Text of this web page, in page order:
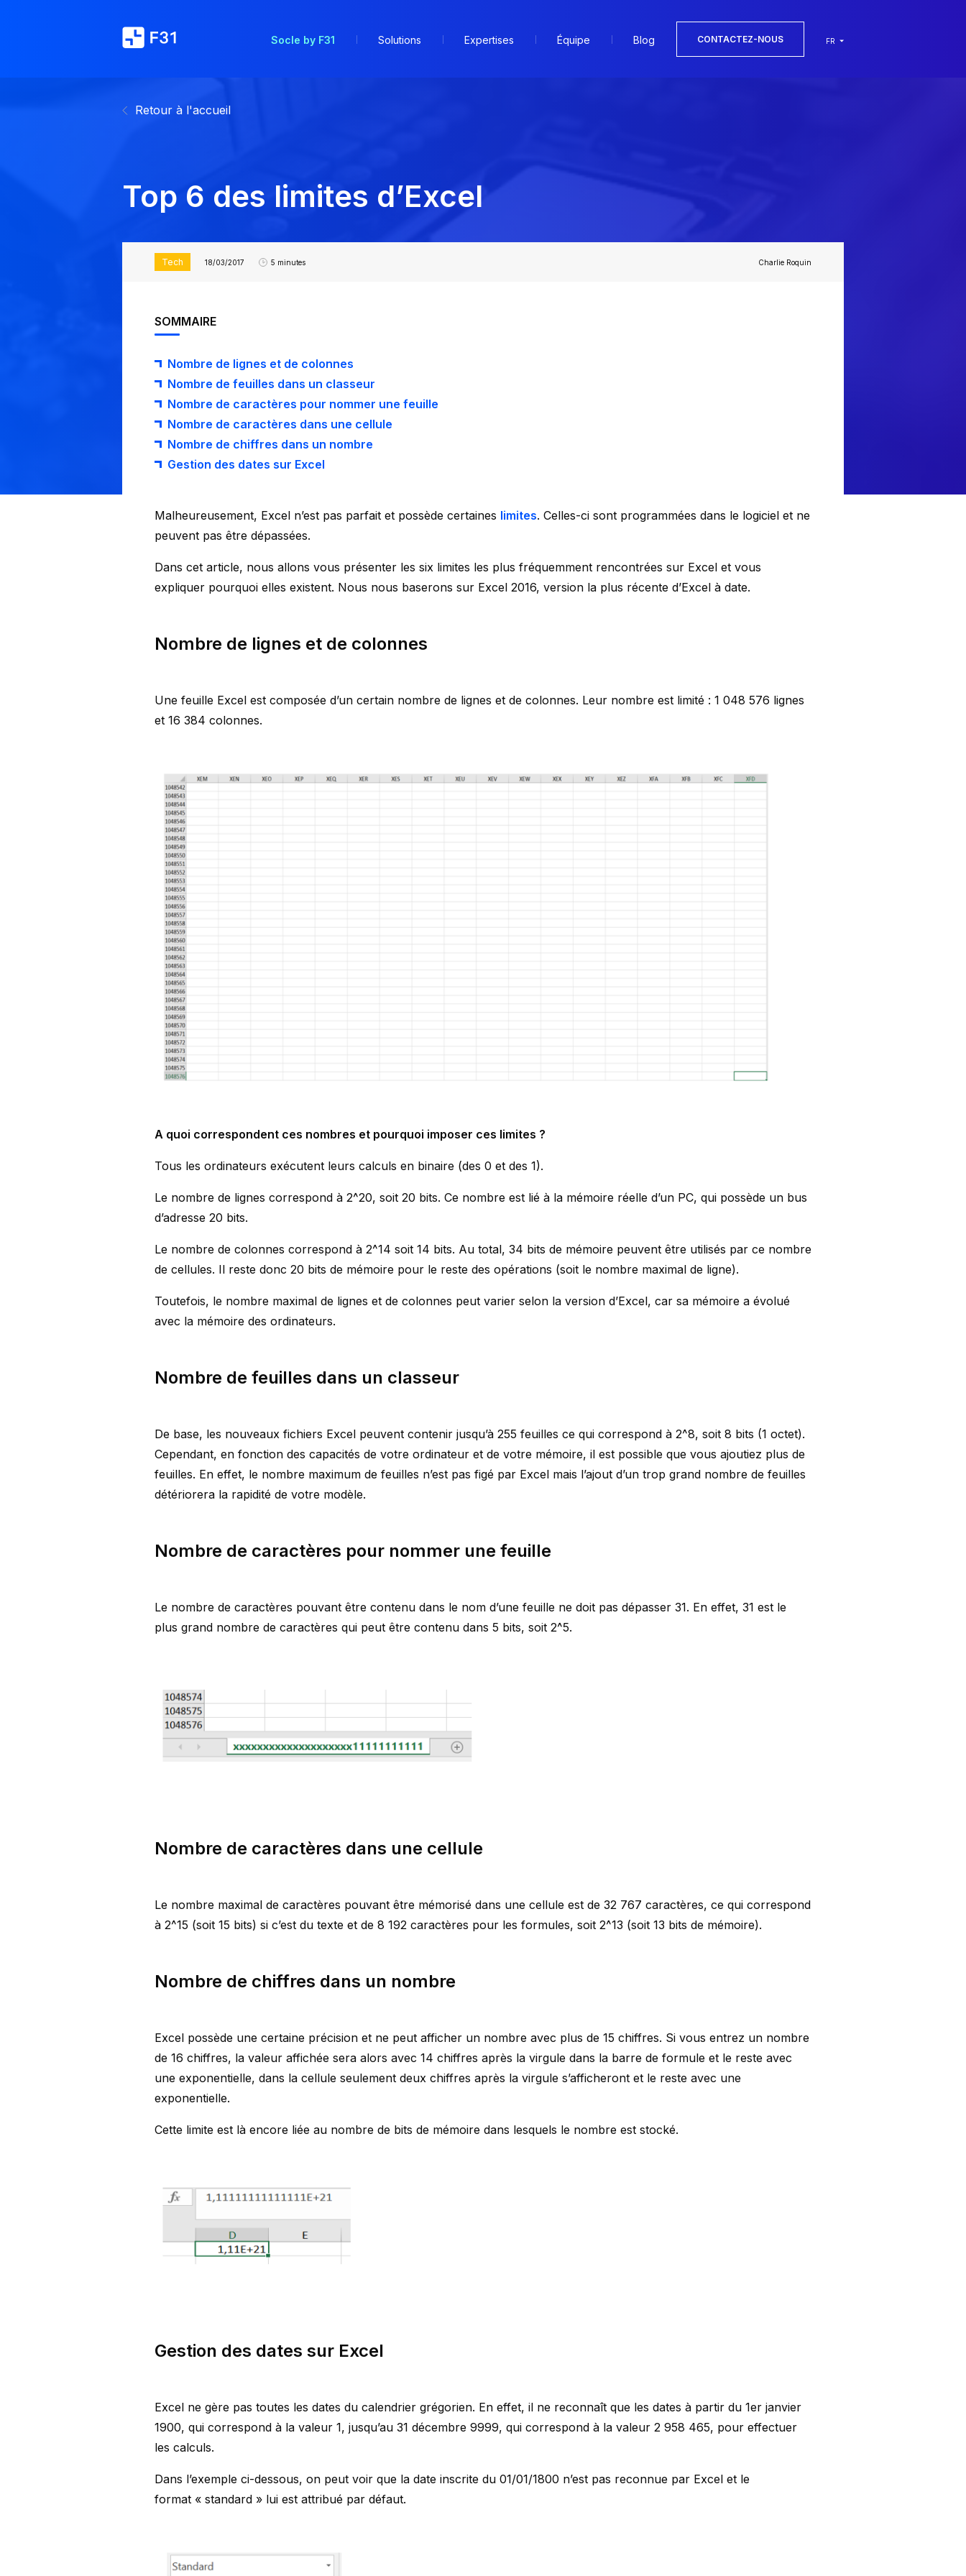
Socle by F31 Solutions Expertises Équipe Blog CONTACTEZ-NOUS FR
Retour à l'accueil
Top 6 des limites d’Excel
Tech 18/03/2017 5 minutes Charlie Roquin
SOMMAIRE
Nombre de lignes et de colonnes
Nombre de feuilles dans un classeur
Nombre de caractères pour nommer une feuille
Nombre de caractères dans une cellule
Nombre de chiffres dans un nombre
Gestion des dates sur Excel
Malheureusement, Excel n’est pas parfait et possède certaines limites. Celles-ci sont programmées dans le logiciel et ne
peuvent pas être dépassées.
Dans cet article, nous allons vous présenter les six limites les plus fréquemment rencontrées sur Excel et vous
expliquer pourquoi elles existent. Nous nous baserons sur Excel 2016, version la plus récente d’Excel à date.
Nombre de lignes et de colonnes
Une feuille Excel est composée d’un certain nombre de lignes et de colonnes. Leur nombre est limité : 1 048 576 lignes
et 16 384 colonnes.
A quoi correspondent ces nombres et pourquoi imposer ces limites ?
Tous les ordinateurs exécutent leurs calculs en binaire (des 0 et des 1).
Le nombre de lignes correspond à 2^20, soit 20 bits. Ce nombre est lié à la mémoire réelle d’un PC, qui possède un bus
d’adresse 20 bits.
Le nombre de colonnes correspond à 2^14 soit 14 bits. Au total, 34 bits de mémoire peuvent être utilisés par ce nombre
de cellules. Il reste donc 20 bits de mémoire pour le reste des opérations (soit le nombre maximal de ligne).
Toutefois, le nombre maximal de lignes et de colonnes peut varier selon la version d’Excel, car sa mémoire a évolué
avec la mémoire des ordinateurs.
Nombre de feuilles dans un classeur
De base, les nouveaux fichiers Excel peuvent contenir jusqu’à 255 feuilles ce qui correspond à 2^8, soit 8 bits (1 octet).
Cependant, en fonction des capacités de votre ordinateur et de votre mémoire, il est possible que vous ajoutiez plus de
feuilles. En effet, le nombre maximum de feuilles n’est pas figé par Excel mais l’ajout d’un trop grand nombre de feuilles
détériorera la rapidité de votre modèle.
Nombre de caractères pour nommer une feuille
Le nombre de caractères pouvant être contenu dans le nom d’une feuille ne doit pas dépasser 31. En effet, 31 est le
plus grand nombre de caractères qui peut être contenu dans 5 bits, soit 2^5.
Nombre de caractères dans une cellule
Le nombre maximal de caractères pouvant être mémorisé dans une cellule est de 32 767 caractères, ce qui correspond
à 2^15 (soit 15 bits) si c’est du texte et de 8 192 caractères pour les formules, soit 2^13 (soit 13 bits de mémoire).
Nombre de chiffres dans un nombre
Excel possède une certaine précision et ne peut afficher un nombre avec plus de 15 chiffres. Si vous entrez un nombre
de 16 chiffres, la valeur affichée sera alors avec 14 chiffres après la virgule dans la barre de formule et le reste avec
une exponentielle, dans la cellule seulement deux chiffres après la virgule s’afficheront et le reste avec une
exponentielle.
Cette limite est là encore liée au nombre de bits de mémoire dans lesquels le nombre est stocké.
Gestion des dates sur Excel
Excel ne gère pas toutes les dates du calendrier grégorien. En effet, il ne reconnaît que les dates à partir du 1er janvier
1900, qui correspond à la valeur 1, jusqu’au 31 décembre 9999, qui correspond à la valeur 2 958 465, pour effectuer
les calculs.
Dans l’exemple ci-dessous, on peut voir que la date inscrite du 01/01/1800 n’est pas reconnue par Excel et le
format « standard » lui est attribué par défaut.